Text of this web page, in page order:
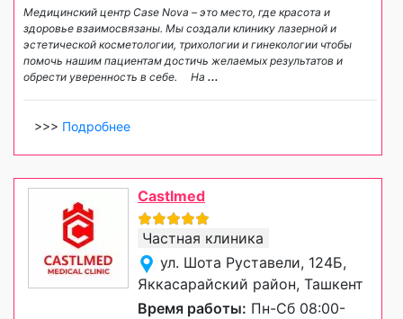
Медицинский центр Case Nova – это место, где красота и
здоровье взаимосвязаны. Мы создали клинику лазерной и
эстетической косметологии, трихологии и гинекологии чтобы
помочь нашим пациентам достичь желаемых результатов и
обрести уверенность в себе. ⠀ На ...
>>> Подробнее
Castlmed
Частная клиника
ул. Шота Руставели, 124Б,
Яккасарайский район, Ташкент
Время работы: Пн-Сб 08:00-